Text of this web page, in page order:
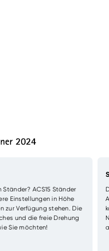
ACS15 Ständer
Einstellungen in Höhe
zur Verfügung stehen. Die
und die freie Drehung
Sie möchten!